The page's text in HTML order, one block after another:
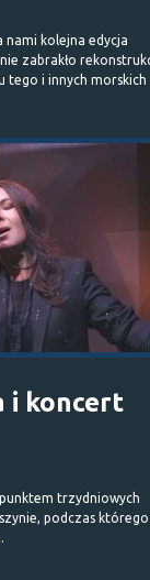
nami kolejna edycja
zabrakło
tego i innych morskich
i koncert
trzydniowych
podczas którego